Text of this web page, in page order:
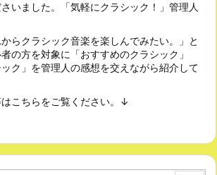
いました。「気軽にクラシック！」管理人
らクラシック音楽を楽しんでみたい。」と
の方を対象に「おすすめのクラシック」
ック」を管理人の感想を交えながら紹介して
こちらをご覧ください。↓